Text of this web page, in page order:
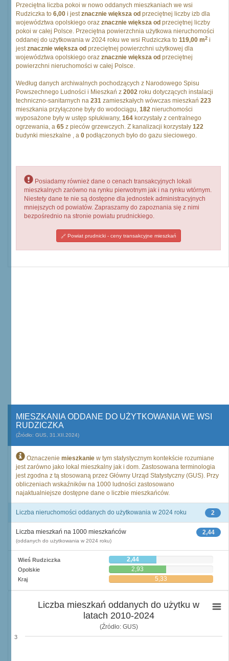
Przeciętna liczba pokoi w nowo oddanych mieszkaniach we wsi
Rudziczka to 6,00 i jestznacznie większa od przeciętnej liczby izb dla
województwa opolskiego oraz znacznie większa od przeciętnej liczby
pokoi w całej Polsce. Przeciętna powierzchnia użytkowa nieruchomości
oddanej do użytkowania w 2024 roku we wsi Rudziczka to 119,00 m2 i
jestznacznie większa od przeciętnej powierzchni użytkowej dla
województwa opolskiego oraz znacznie większa od przeciętnej
powierzchni nieruchomości w całej Polsce.
Według danych archiwalnych pochodzących z Narodowego Spisu
Powszechnego Ludności i Mieszkań z 2002 roku dotyczących instalacji
techniczno-sanitarnych na 231 zamieszkałych wówczas mieszkań 223
mieszkania przyłączone były do wodociągu, 182 nieruchomości
wyposażone były w ustęp spłukiwany, 164 korzystały z centralnego
ogrzewania, a 65 z pieców grzewczych. Z kanalizacji korzystały 122
budynki mieszkalne , a 0 podłączonych było do gazu sieciowego.
Posiadamy również dane o cenach transakcyjnych lokali
mieszkalnych zarówno na rynku pierwotnym jak i na rynku wtórnym.
Niestety dane te nie są dostępne dla jednostek administracyjnych
mniejszych od powiatów. Zapraszamy do zapoznania się z nimi
bezpośrednio na stronie powiatu prudnickiego.
Powiat prudnicki - ceny transakcyjne mieszkań
MIESZKANIA ODDANE DO UŻYTKOWANIA WE WSI
RUDZICZKA
(Źródło: GUS, 31.XII.2024)
Oznaczenie mieszkanie w tym statystycznym kontekście rozumiane
jest zarówno jako lokal mieszkalny jak i dom. Zastosowana terminologia
jest zgodna z tą stosowaną przez Główny Urząd Statystyczny (GUS). Przy
obliczeniach wskaźników na 1000 ludności zastosowano
najaktualniejsze dostępne dane o liczbie mieszkańców.
2
Liczba nieruchomości oddanych do użytkowania w 2024 roku
2,44
Liczba mieszkań na 1000 mieszkańców
(oddanych do użytkowania w 2024 roku)
Wieś Rudziczka 2,44
Opolskie 2,93
Kraj 5,33
Liczba mieszkań oddanych do użytku w
latach 2010-2024
(Źródło: GUS)
3